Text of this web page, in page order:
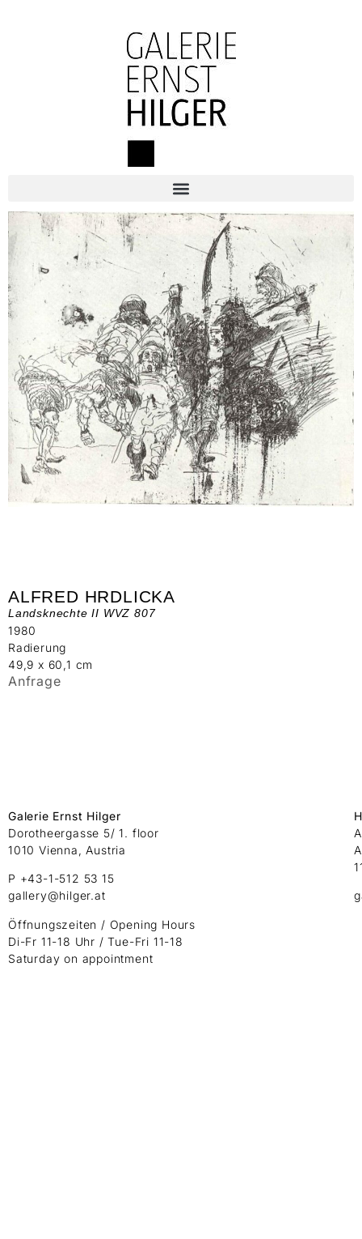
ALFRED HRDLICKA
Landsknechte II WVZ 807
1980
Radierung
49,9 x 60,1 cm
Anfrage
Galerie Ernst Hilger
Dorotheergasse 5/ 1. floor
1010 Vienna, Austria
P +43-1-512 53 15
gallery@hilger.at
Öffnungszeiten / Opening Hours
Di-Fr 11-18 Uhr / Tue-Fri 11-18
Saturday on appointment